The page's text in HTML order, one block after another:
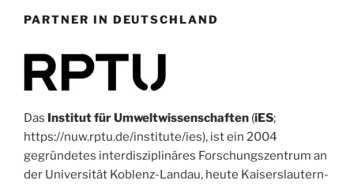
PARTNER IN DEUTSCHLAND
Das Institut für Umweltwissenschaften (iES;
https://nuw.rptu.de/institute/ies), ist ein 2004
gegründetes interdisziplinäres Forschungszentrum an
der Universität Koblenz-Landau, heute Kaiserslautern-